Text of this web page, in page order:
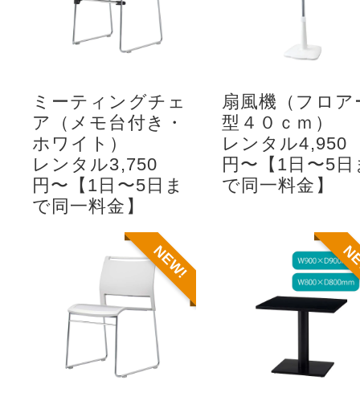
ミーティングチェ
ア（メモ台付き・
ホワイト）
レンタル3,750
円〜【1日〜5日ま
で同一料金】
扇風機（フロア
型４０ｃｍ）
レンタル4,950
円〜【1日〜5日
で同一料金】
NEW!